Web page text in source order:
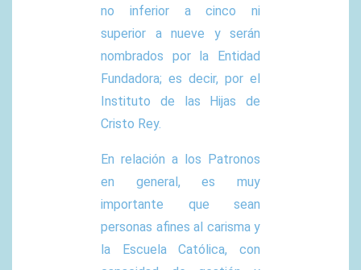
no inferior a cinco ni
superior a nueve y serán
nombrados por la Entidad
Fundadora; es decir, por el
Instituto de las Hijas de
Cristo Rey.
En relación a los Patronos
en general, es muy
importante que sean
personas afines al carisma y
la Escuela Católica, con